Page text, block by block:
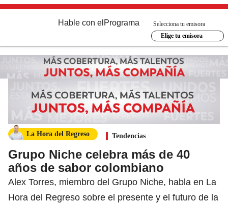
Hable con el Programa
Selecciona tu emisora
Elige tu emisora
La Hora del Regreso Tendencias
Grupo Niche celebra más de 40
años de sabor colombiano
Alex Torres, miembro del Grupo Niche, habla en La
Hora del Regreso sobre el presente y el futuro de la